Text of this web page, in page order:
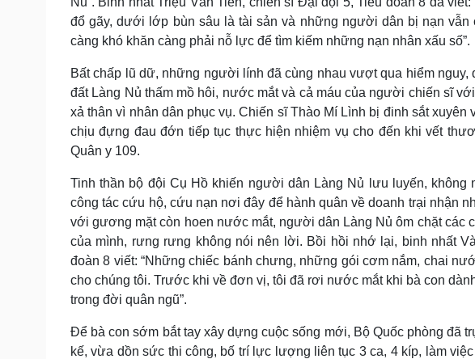
đổ gãy, dưới lớp bùn sâu là tài sản và những người dân bị nạn vẫn
càng khó khăn càng phải nỗ lực để tìm kiếm những nạn nhân xấu số”.
Bất chấp lũ dữ, những người lính đã cùng nhau vượt qua hiểm
đất Làng Nủ thấm mồ hôi, nước mắt và cả máu của người chiến sĩ
xả thân vì nhân dân phục vụ. Chiến sĩ Thào Mí Lình bị đinh sắt
chịu đựng đau đớn tiếp tục thực hiện nhiệm vụ cho đến khi vết
Quân y 109.
Tinh thần bộ đội Cụ Hồ khiến người dân Làng Nủ lưu luyến,
công tác cứu hộ, cứu nạn nơi đây để hành quân về doanh trại nhận
với gương mặt còn hoen nước mắt, người dân Làng Nủ ôm chặt
của mình, rưng rưng không nói nên lời. Bồi hồi nhớ lại, binh nhất
đoàn 8 viết: “Những chiếc bánh chưng, những gói cơm nắm, chai
cho chúng tôi. Trước khi về đơn vị, tôi đã rơi nước mắt khi bà con
trong đời quân ngũ”.
Để bà con sớm bắt tay xây dựng cuộc sống mới, Bộ Quốc phòng đã
kế, vừa dồn sức thi công, bố trí lực lượng liên tục 3 ca, 4 kíp, làm